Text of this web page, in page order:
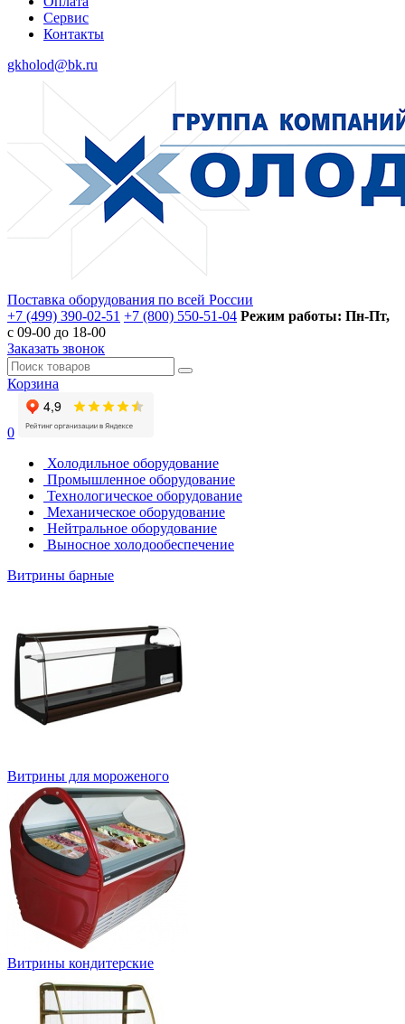
Сервис
Контакты
gkholod@bk.ru
Поставка оборудования по всей России
+7 (499) 390-02-51 +7 (800) 550-51-04 Режим работы: Пн-Пт,
с 09-00 до 18-00
Заказать звонок
Корзина
0
Холодильное оборудование
Промышленное оборудование
Технологическое оборудование
Механическое оборудование
Нейтральное оборудование
Выносное холодообеспечение
Витрины барные
Витрины для мороженого
Витрины кондитерские